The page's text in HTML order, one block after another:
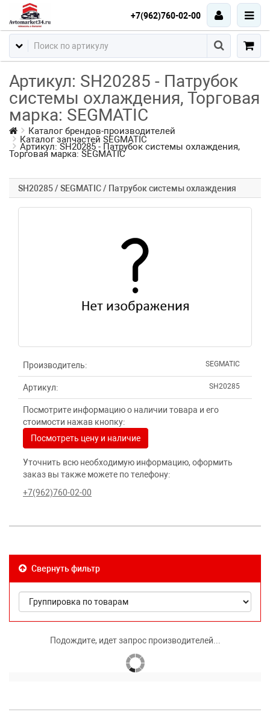
+7(962)760-02-00
Артикул: SH20285 - Патрубок
системы охлаждения, Торговая
марка: SEGMATIC
Каталог брендов-производителей
Каталог запчастей SEGMATIC
Артикул: SH20285 - Патрубок системы охлаждения,
Торговая марка: SEGMATIC
SH20285 / SEGMATIC / Патрубок системы охлаждения
Производитель: SEGMATIC
Артикул: SH20285
Посмотрите информацию о наличии товара и его
стоимости нажав кнопку:
Посмотреть цену и наличие
Уточнить всю необходимую информацию, оформить
заказ вы также можете по телефону:
+7(962)760-02-00
Свернуть фильтр
Подождите, идет запрос производителей...